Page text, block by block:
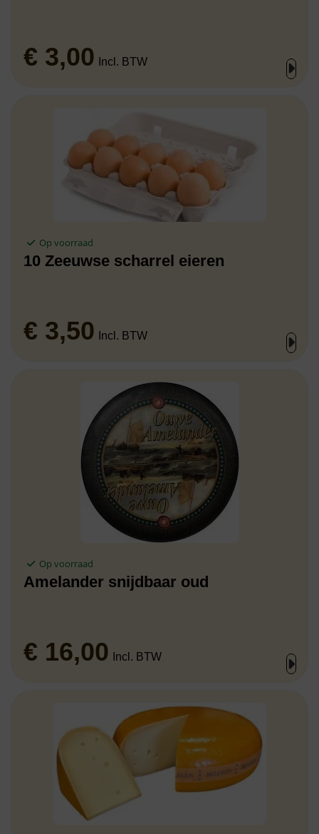
€ 3,00 Incl. BTW
Op voorraad
10 Zeeuwse scharrel eieren
€ 3,50 Incl. BTW
Op voorraad
Amelander snijdbaar oud
€ 16,00 Incl. BTW